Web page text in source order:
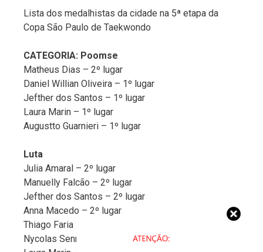
Lista dos medalhistas da cidade na 5ª etapa da
Copa São Paulo de Taekwondo
CATEGORIA: Poomse
Matheus Dias – 2º lugar
Daniel Willian Oliveira – 1º lugar
Jefther dos Santos – 1º lugar
Laura Marin – 1º lugar
Augustto Guarnieri – 1º lugar
Luta
Julia Amaral – 2º lugar
Manuelly Falcão – 2º lugar
Jefther dos Santos – 2º lugar
Anna Macedo – 2º lugar
Thiago Faria – 2º lugar
Nycolas Senna – 1º lugar